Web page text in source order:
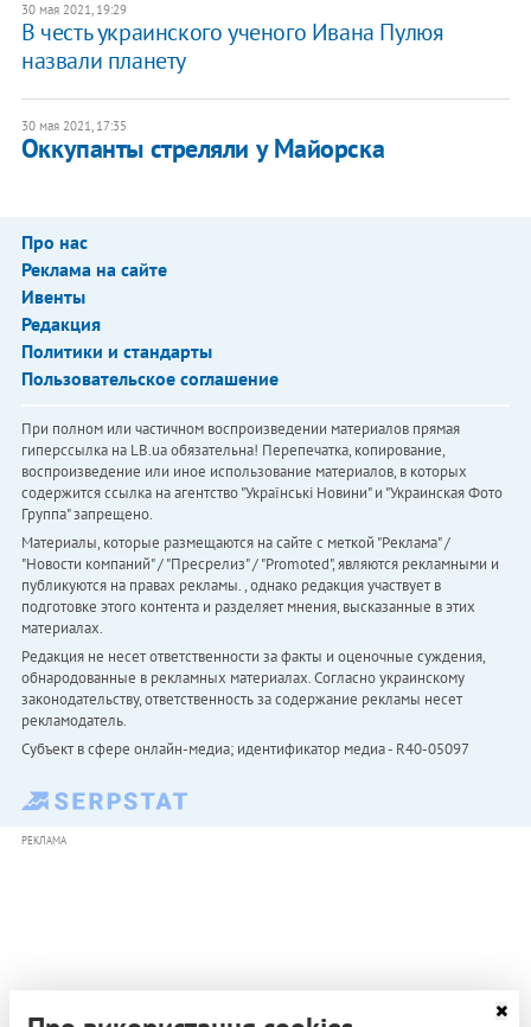
30 мая 2021, 19:29
В честь украинского ученого Ивана Пулюя
назвали планету
30 мая 2021, 17:35
Оккупанты стреляли у Майорска
Про нас
Реклама на сайте
Ивенты
Редакция
Политики и стандарты
Пользовательское соглашение
При полном или частичном воспроизведении материалов прямая
гиперссылка на LB.ua обязательна! Перепечатка, копирование,
воспроизведение или иное использование материалов, в которых
содержится ссылка на агентство "Українськi Новини" и "Украинская Фото
Группа" запрещено.
Материалы, которые размещаются на сайте с меткой "Реклама" /
"Новости компаний" / "Пресрелиз" / "Promoted", являются рекламными и
публикуются на правах рекламы. , однако редакция участвует в
подготовке этого контента и разделяет мнения, высказанные в этих
материалах.
Редакция не несет ответственности за факты и оценочные суждения,
обнародованные в рекламных материалах. Согласно украинскому
законодательству, ответственность за содержание рекламы несет
рекламодатель.
Субъект в сфере онлайн-медиа; идентификатор медиа - R40-05097
РЕКЛАМА